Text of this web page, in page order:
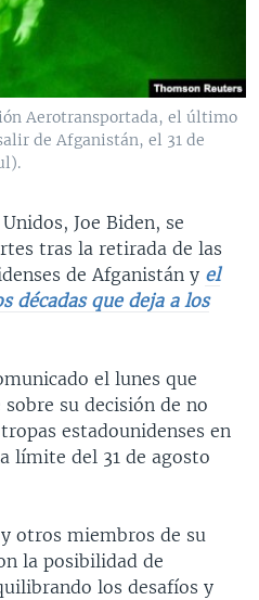
Aerotransportada, el último
de Afganistán, el 31 de
Joe Biden, se
tras la retirada de las
de Afganistán y el
décadas que deja a los
el lunes que
su decisión de no
estadounidenses en
límite del 31 de agosto
otros miembros de su
la posibilidad de
los desafíos y